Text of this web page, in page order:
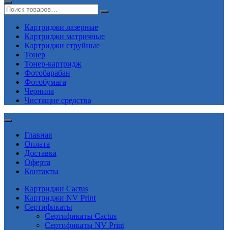
Картриджи лазерные
Картриджи матричные
Картриджи струйные
Тонер
Тонер-картридж
Фотобарабан
Фотобумага
Чернила
Чистящие средства
Главная
Оплата
Доставка
Оферта
Контакты
Картриджи Cactus
Картриджи NV Print
Сертификаты
Сертификаты Cactus
Сертификаты NV Print